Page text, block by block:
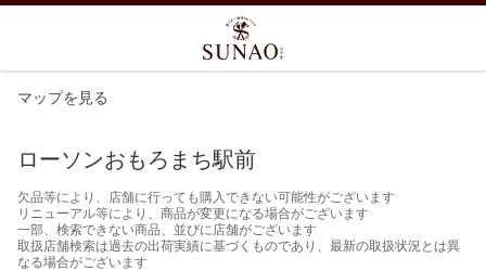
マップを見る
ローソンおもろまち駅前
欠品等により、店舗に行っても購入できない可能性がございます
リニューアル等により、商品が変更になる場合がございます
一部、検索できない商品、並びに店舗がございます
取扱店舗検索は過去の出荷実績に基づくものであり、最新の取扱状況とは異
なる場合がございます